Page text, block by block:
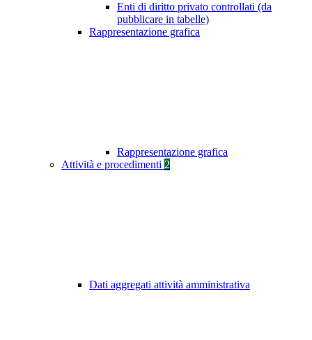
Enti di diritto privato controllati (da
pubblicare in tabelle)
Rappresentazione grafica
Rappresentazione grafica
Attività e procedimenti 2
Dati aggregati attività amministrativa